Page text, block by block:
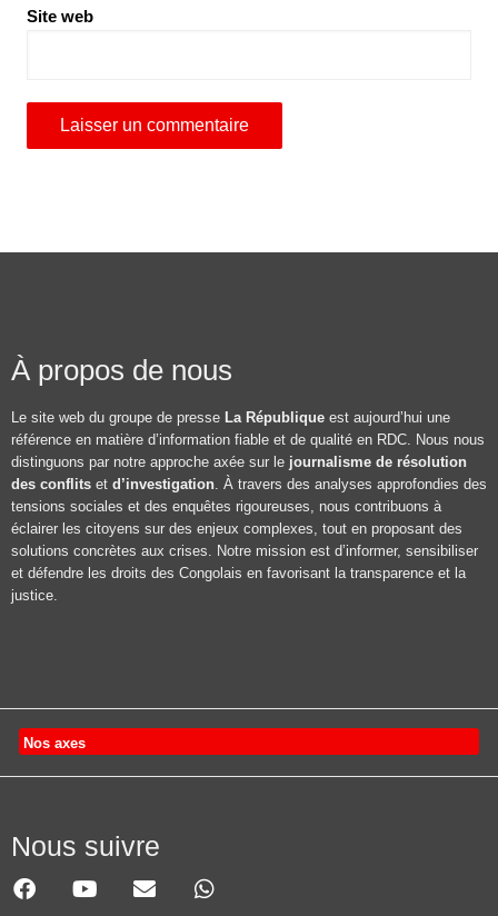
Site web
À propos de nous
Le site web du groupe de presse La République est aujourd’hui une
référence en matière d’information fiable et de qualité en RDC. Nous nous
distinguons par notre approche axée sur le journalisme de résolution
des conflits et d’investigation. À travers des analyses approfondies des
tensions sociales et des enquêtes rigoureuses, nous contribuons à
éclairer les citoyens sur des enjeux complexes, tout en proposant des
solutions concrètes aux crises. Notre mission est d’informer, sensibiliser
et défendre les droits des Congolais en favorisant la transparence et la
justice.
Nos axes
Nous suivre